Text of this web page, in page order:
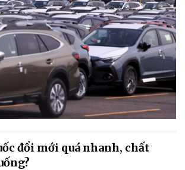
đổi mới quá nhanh, chất